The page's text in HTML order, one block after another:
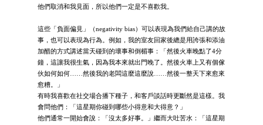
他們取消和我見面，所以他們一定是不喜歡我。
這些「負面偏見」（negativity bias）可以表現為我們給自己講的故
事，也可以表現為行為。例如，我的室友回家後總是用誇張和添油
加醋的方式講述當天碰到的壞事和倒楣事：「然後火車晚點了4分
鐘，這讓我很生氣，因為我本來就出門晚了。然後火車上又有個傢
伙如何如何……然後我的老闆這麼這麼說……然後一整天下來愈來
愈糟。」
有時我喜歡在社交場合播下種子，和客戶談話時更斷然是這樣。我
會問他們：「這星期你碰到哪些小得意和大得意？」
他們通常一開始會說：「沒太多好事。」繼而大吐苦水：「這星期